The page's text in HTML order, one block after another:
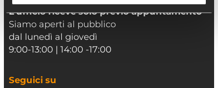
L’ufficio riceve solo previo appuntamento
Siamo aperti al pubblico
dal lunedì al giovedì
9:00-13:00 | 14:00 -17:00
Seguici su